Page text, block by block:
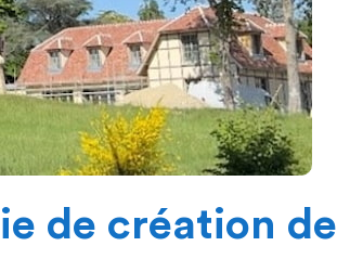
de création de